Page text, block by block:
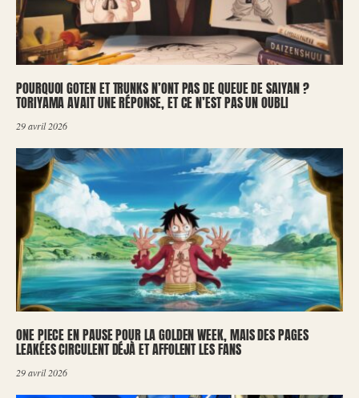
POURQUOI GOTEN ET TRUNKS N’ONT PAS DE QUEUE DE SAIYAN ?
TORIYAMA AVAIT UNE RÉPONSE, ET CE N’EST PAS UN OUBLI
29 avril 2026
ONE PIECE EN PAUSE POUR LA GOLDEN WEEK, MAIS DES PAGES
LEAKÉES CIRCULENT DÉJÀ ET AFFOLENT LES FANS
29 avril 2026